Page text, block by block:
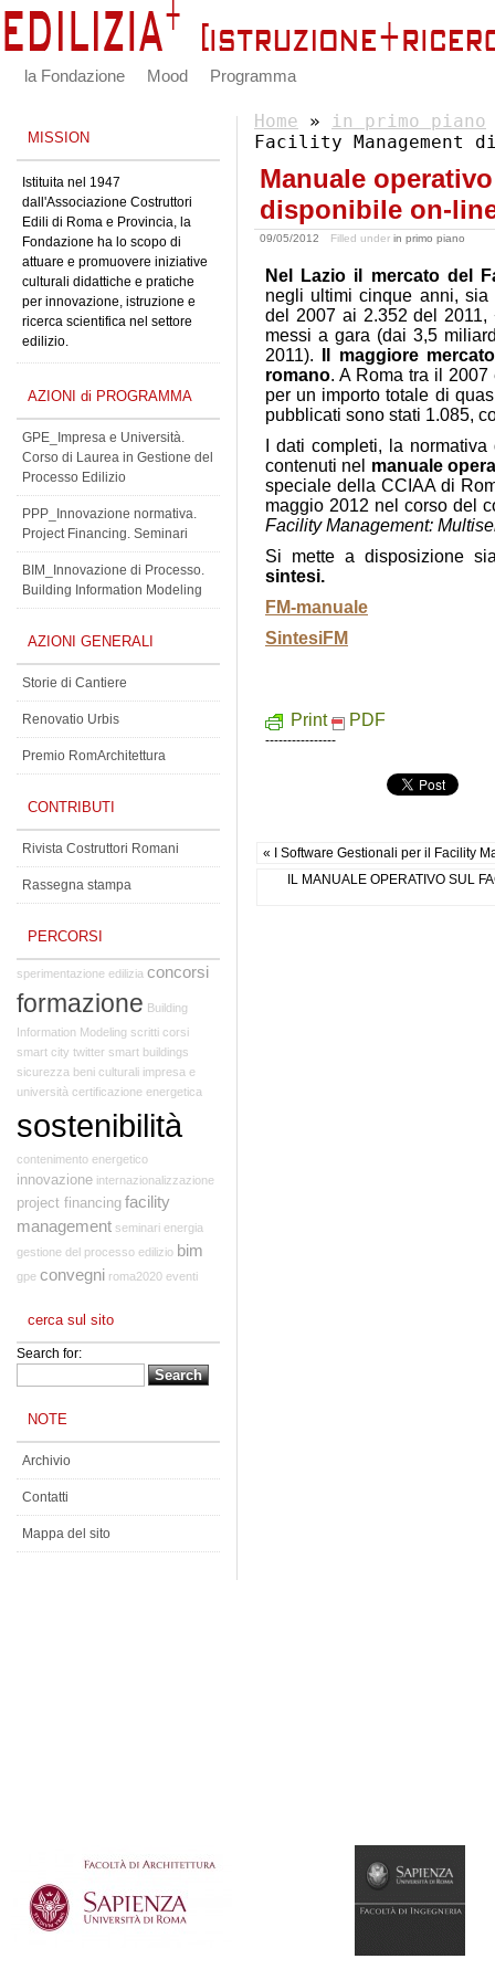
la Fondazione Mood Programma
Home » in primo piano
Facility Management
Manuale
disponibile on-
09/05/2012 Filled under in primo piano
Nel Lazio il mercato del
negli ultimi cinque anni,
del 2007 ai 2.352 del 2011,
messi a gara (dai 3,5
2011).
Il maggiore
romano. A Roma tra il
per un importo totale di
pubblicati sono stati 1.085,
I dati completi, la
contenuti nel manuale
speciale della CCIAA di
maggio 2012 nel corso del
Facility Management:
Si mette a disposizione
sintesi.
FM-manuale
SintesiFM
Print PDF
----------------
« I Software Gestionali per il Facility
IL MANUALE OPERATIVO SUL
MISSION
Istituita nel 1947
dall'Associazione Costruttori
Edili di Roma e Provincia, la
Fondazione ha lo scopo di
attuare e promuovere iniziative
culturali didattiche e pratiche
per innovazione, istruzione e
ricerca scientifica nel settore
edilizio.
AZIONI di PROGRAMMA
GPE_Impresa e Università.
Corso di Laurea in Gestione del
Processo Edilizio
PPP_Innovazione normativa.
Project Financing. Seminari
BIM_Innovazione di Processo.
Building Information Modeling
AZIONI GENERALI
Storie di Cantiere
Renovatio Urbis
Premio RomArchitettura
CONTRIBUTI
Rivista Costruttori Romani
Rassegna stampa
PERCORSI
sperimentazione edilizia concorsi
formazione Building
Information Modeling scritti corsi
smart city twitter smart buildings
sicurezza beni culturali impresa e
università certificazione energetica
sostenibilità
contenimento energetico
innovazione internazionalizzazione
project financing facility
management seminari energia
gestione del processo edilizio bim
gpe convegni roma2020 eventi
cerca sul sito
Search for:
NOTE
Archivio
Contatti
Mappa del sito